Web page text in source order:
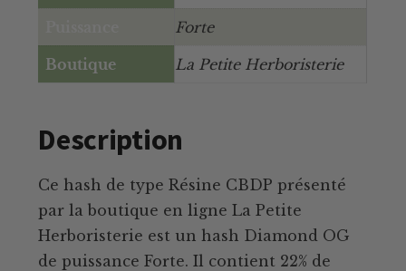
Forte
Boutique La Petite Herboristerie
Description
Ce hash de type Résine CBDP présenté
par la boutique en ligne La Petite
Herboristerie est un hash Diamond OG
de puissance Forte. Il contient 22% de